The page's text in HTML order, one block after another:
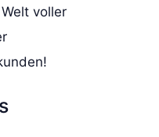
voller